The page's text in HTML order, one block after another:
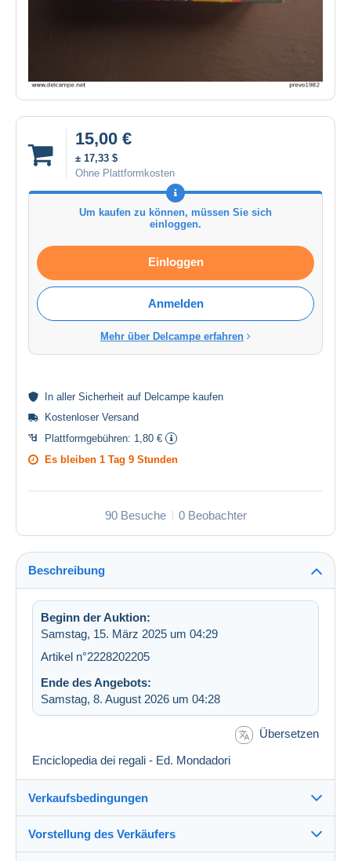
15,00 €
± 17,33 $
Ohne Plattformkosten
Um kaufen zu können, müssen Sie sich
einloggen.
Einloggen
Anmelden
Mehr über Delcampe erfahren
In aller Sicherheit auf Delcampe kaufen
Kostenloser Versand
Plattformgebühren: 1,80 €
Es bleiben 1 Tag 9 Stunden
90 Besuche 0 Beobachter
Beschreibung
Beginn der Auktion:
Samstag, 15. März 2025 um 04:29
Artikel n°2228202205
Ende des Angebots:
Samstag, 8. August 2026 um 04:28
Übersetzen
Enciclopedia dei regali - Ed. Mondadori
Verkaufsbedingungen
Verkaufsbedingungen im Detail
Vorstellung des Verkäufers